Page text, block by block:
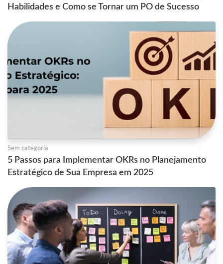
Habilidades e Como se Tornar um PO de Sucesso
Sem categoria
5 Passos para Implementar OKRs no Planejamento
Estratégico de Sua Empresa em 2025